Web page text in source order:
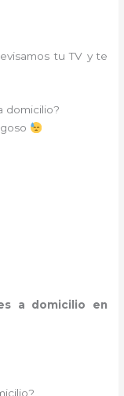
tu TV y te
domicilio?
a domicilio en